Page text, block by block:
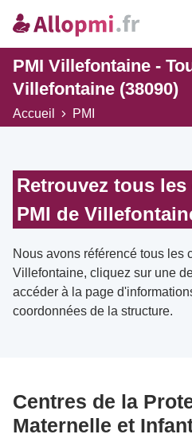
PMI Villefontaine -
Villefontaine (38090)
Accueil PMI
Retrouvez tous
PMI de
Nous avons référencé tous les
Villefontaine, cliquez sur une
accéder à la page
coordonnées de la structure.
Centres de la
Maternelle et